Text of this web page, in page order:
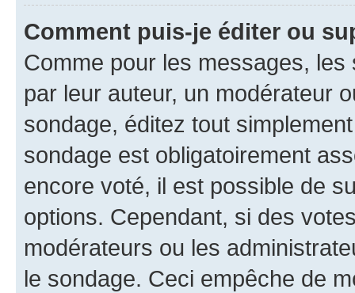
Comment puis-je éditer ou
Comme pour les messages,
par leur auteur, un modérateur
sondage, éditez tout
sondage est obligatoirement
encore voté, il est possible de
options. Cependant, si des
modérateurs ou les
le sondage. Ceci empêche de